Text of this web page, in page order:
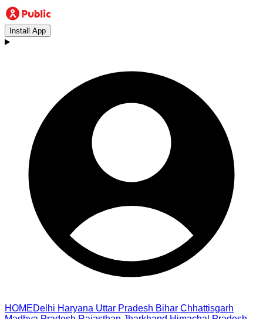
Install App
HOMEDelhi Haryana Uttar Pradesh Bihar Chhattisgarh